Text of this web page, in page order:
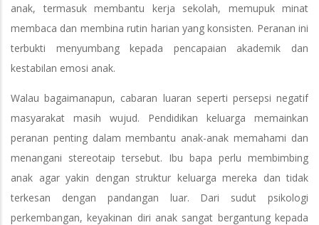
anak, termasuk membantu kerja sekolah, memupuk minat
membaca dan membina rutin harian yang konsisten. Peranan ini
terbukti menyumbang kepada pencapaian akademik dan
kestabilan emosi anak.
Walau bagaimanapun, cabaran luaran seperti persepsi negatif
masyarakat masih wujud. Pendidikan keluarga memainkan
peranan penting dalam membantu anak-anak memahami dan
menangani stereotaip tersebut. Ibu bapa perlu membimbing
anak agar yakin dengan struktur keluarga mereka dan tidak
terkesan dengan pandangan luar. Dari sudut psikologi
perkembangan, keyakinan diri anak sangat bergantung kepada